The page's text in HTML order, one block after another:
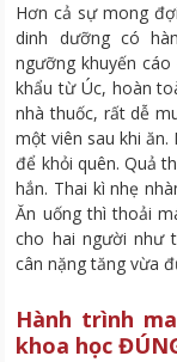
Hơn cả sự mong
dinh dưỡng có
ngưỡng khuyến
khẩu từ Úc, hoàn
nhà thuốc, rất dễ
một viên sau khi
để khỏi quên. Quả
hắn. Thai kì nhẹ
Ăn uống thì thoải
cho hai người như
cân nặng tăng vừa
Hành trình
khoa học